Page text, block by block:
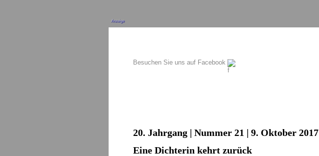
Anzeige
Besuchen Sie uns auf Facebook
20. Jahrgang | Nummer 21 | 9. Oktober 2017
Eine Dichterin kehrt zurück